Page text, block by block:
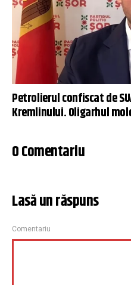
Petrolierul confiscat de
Kremlinului. Oligarhul
0 Comentariu
Lasă un răspuns
Comentariu